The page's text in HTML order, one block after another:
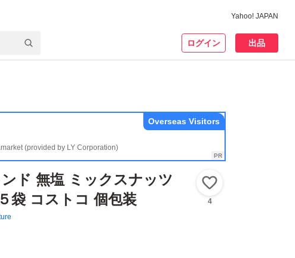
Yahoo! JAPAN
ログイン 出品
(provided by LY Corporation)
Overseas Visitors
ド 無塩 ミックスナッツ
袋 コストコ 個包装
4